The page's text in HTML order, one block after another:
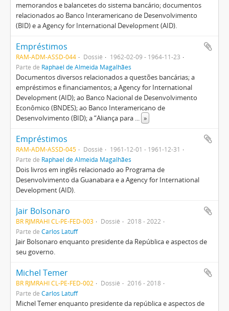
memorandos e balancetes do sistema bancário; documentos
relacionados ao Banco Interamericano de Desenvolvimento
(BID) e a Agency for International Development (AID).
Empréstimos
RAM-ADM-ASSD-044 Dossiê
1962-02-09 - 1964-11-23
Parte de Raphael de Almeida Magalhães
Documentos diversos relacionados a questões bancárias; a
empréstimos e financiamentos; a Agency for International
Development (AID); ao Banco Nacional de Desenvolvimento
Econômico (BNDES); ao Banco Interamericano de
Desenvolvimento (BID); a “Aliança para ... »
Empréstimos
RAM-ADM-ASSD-045 Dossiê
1961-12-01 - 1961-12-31
Parte de Raphael de Almeida Magalhães
Dois livros em inglês relacionado ao Programa de
Desenvolvimento da Guanabara e a Agency for International
Development (AID).
Jair Bolsonaro
BR RJMRAHI CL-PE-FED-003 Dossiê
2018 - 2022
Parte de Carlos Latuff
Jair Bolsonaro enquanto presidente da República e aspectos de
seu governo.
Michel Temer
BR RJMRAHI CL-PE-FED-002 Dossiê
2016 - 2018
Parte de Carlos Latuff
Michel Temer enquanto presidente da república e aspectos de